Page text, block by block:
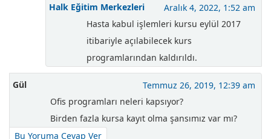
Halk Eğitim Merkezleri
Aralık 4, 2022, 1:52 am
Hasta kabul işlemleri kursu eylül 2017
itibariyle açılabilecek kurs
programlarından kaldırıldı.
Gül
Temmuz 26, 2019, 12:39 am
Ofis programları neleri kapsıyor?
Birden fazla kursa kayıt olma şansımız var mı?
Bu Yoruma Cevap Ver